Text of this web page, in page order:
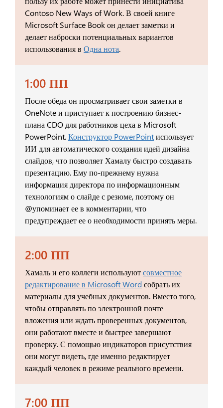
Contoso New Ways of Work. В своей книге
Microsoft Surface Book он делает заметки и
делает наброски потенциальных вариантов
использования в Одна нота.
1:00 ПП
После обеда он просматривает свои заметки в
OneNote и приступает к построению бизнес-
плана CDO для работников цеха в Microsoft
PowerPoint.Конструктор PowerPointиспользует
ИИ для автоматического создания идей дизайна
слайдов, что позволяет Хамалу быстро создавать
презентацию. Ему по-прежнему нужна
информация директора по информационным
технологиям о слайде с резюме, поэтому он
@упоминает ее в комментарии, что
предупреждает ее о необходимости принять меры.
2:00 ПП
Хамаль и его коллеги используютсовместное
редактирование в Microsoft Wordсобрать их
материалы для учебных документов. Вместо того,
чтобы отправлять по электронной почте
вложения или ждать проверенных документов,
они работают вместе и быстрее завершают
проверку. С помощью индикаторов присутствия
они могут видеть, где именно редактирует
каждый человек в режиме реального времени.
7:00 ПП